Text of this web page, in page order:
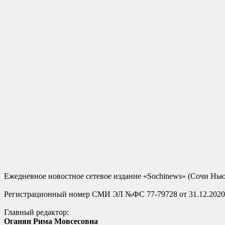
Ежедневное новостное сетевое издание «Sochinews» (Сочи
Регистрационный номер СМИ ЭЛ №ФС 77-79728 от 31.12.2020
Главный редактор:
Оганян Рима Мовсесовна